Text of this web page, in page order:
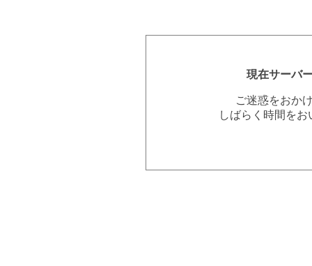
現在サーバ
ご迷惑をおか
しばらく時間を